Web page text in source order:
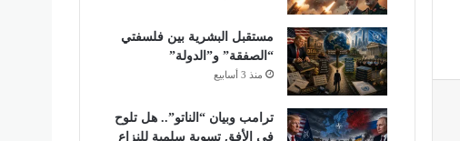
مستقبل البشرية بين فلسفتي
“الصفقة” و”الدولة”
منذ 3 أسابيع
ترامب وبيان “الناتو”.. هل تلوح
في الأفق تسوية سلمية للنزاع